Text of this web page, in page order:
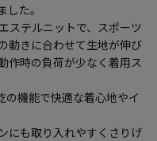
た。
ステルニットで、スポーツ
動きに合わせて生地が伸び
作時の負荷が少なく着用ス
の機能で快適な着心地やイ
にも取り入れやすくさりげ